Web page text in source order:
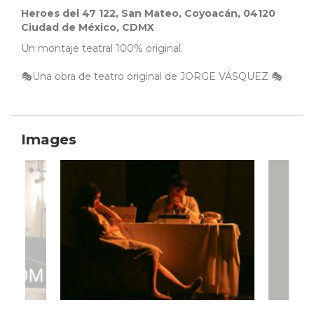
Heroes del 47 122, San Mateo, Coyoacán, 04120
Ciudad de México, CDMX
Un montaje teatral 100% original.
🎭Una obra de teatro original de JORGE VÁSQUEZ 🎭
Images